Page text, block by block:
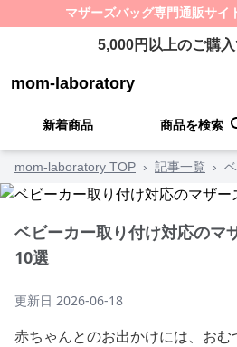
マザーズバッグ専門通販サイ
5,000円以上のご購
mom-laboratory
新着商品 商品を検索
mom-laboratory TOP › 記事一覧 ›
ベビーカー取り付け対応のマ
10選
更新日 2026-06-18
赤ちゃんとのお出かけには、お